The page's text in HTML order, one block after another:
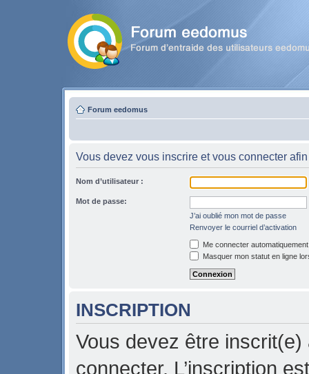
Forum eedomus
Vous devez vous inscrire et vous connecter
Nom d’utilisateur :
Mot de passe:
J’ai oublié mon mot de passe
Renvoyer le courriel d’activation
Me connecter
Masquer mon statut en ligne
INSCRIPTION
Vous devez être
connecter. L’inscription